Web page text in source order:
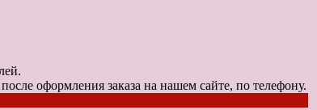
оформления заказа на нашем сайте, по телефону.